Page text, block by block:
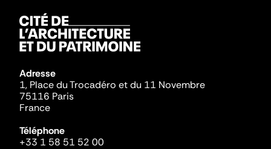
Adresse
1, Place du Trocadéro et du 11 Novembre
75116 Paris
France
Téléphone
+33 1 58 51 52 00